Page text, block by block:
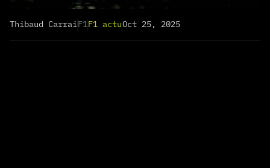
Thibaud CarraiF1F1 actuOct 25, 2025